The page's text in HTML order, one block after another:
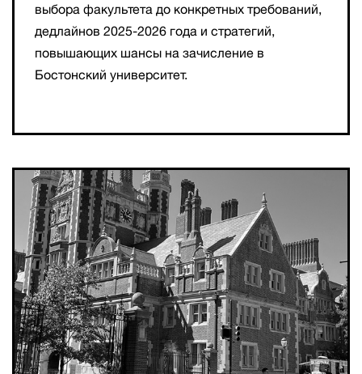
выбора факультета до конкретных требований,
дедлайнов 2025-2026 года и стратегий,
повышающих шансы на зачисление в
Бостонский университет.